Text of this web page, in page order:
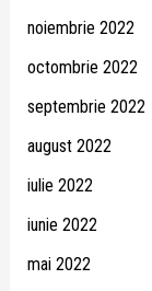
noiembrie 2022
octombrie 2022
septembrie 2022
august 2022
iulie 2022
iunie 2022
mai 2022